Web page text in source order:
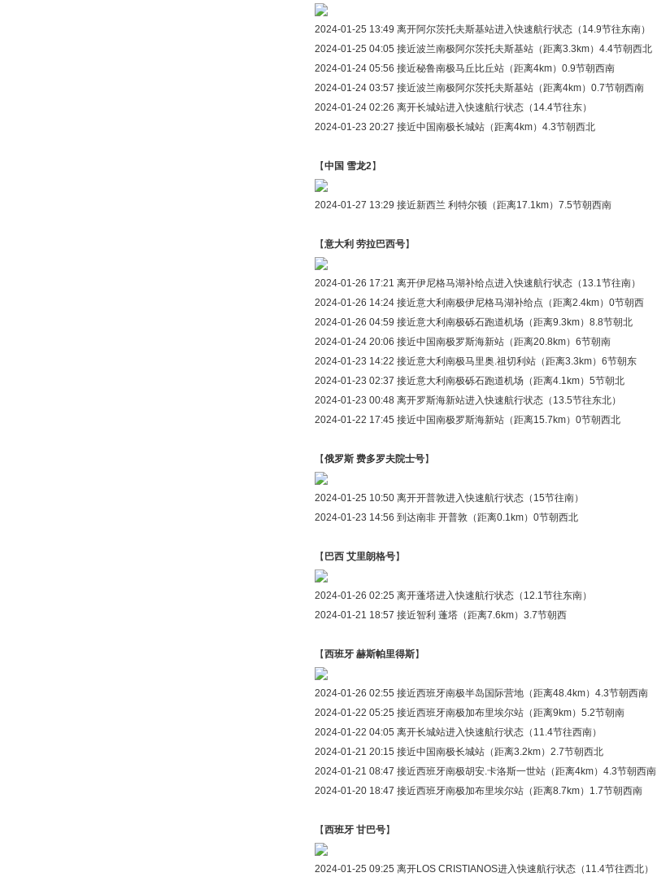
2024-01-25 13:49 离开阿尔茨托夫斯基站进入快速航行状态（14.9节往东南）
2024-01-25 04:05 接近波兰南极阿尔茨托夫斯基站（距离3.3km）4.4节朝西北
2024-01-24 05:56 接近秘鲁南极马丘比丘站（距离4km）0.9节朝西南
2024-01-24 03:57 接近波兰南极阿尔茨托夫斯基站（距离4km）0.7节朝西南
2024-01-24 02:26 离开长城站进入快速航行状态（14.4节往东）
2024-01-23 20:27 接近中国南极长城站（距离4km）4.3节朝西北
【中国 雪龙2】
2024-01-27 13:29 接近新西兰 利特尔顿（距离17.1km）7.5节朝西南
【意大利 劳拉巴西号】
2024-01-26 17:21 离开伊尼格马湖补给点进入快速航行状态（13.1节往南）
2024-01-26 14:24 接近意大利南极伊尼格马湖补给点（距离2.4km）0节朝西
2024-01-26 04:59 接近意大利南极砾石跑道机场（距离9.3km）8.8节朝北
2024-01-24 20:06 接近中国南极罗斯海新站（距离20.8km）6节朝南
2024-01-23 14:22 接近意大利南极马里奥.祖切利站（距离3.3km）6节朝东
2024-01-23 02:37 接近意大利南极砾石跑道机场（距离4.1km）5节朝北
2024-01-23 00:48 离开罗斯海新站进入快速航行状态（13.5节往东北）
2024-01-22 17:45 接近中国南极罗斯海新站（距离15.7km）0节朝西北
【俄罗斯 费多罗夫院士号】
2024-01-25 10:50 离开开普敦进入快速航行状态（15节往南）
2024-01-23 14:56 到达南非 开普敦（距离0.1km）0节朝西北
【巴西 艾里朗格号】
2024-01-26 02:25 离开蓬塔进入快速航行状态（12.1节往东南）
2024-01-21 18:57 接近智利 蓬塔（距离7.6km）3.7节朝西
【西班牙 赫斯帕里得斯】
2024-01-26 02:55 接近西班牙南极半岛国际营地（距离48.4km）4.3节朝西南
2024-01-22 05:25 接近西班牙南极加布里埃尔站（距离9km）5.2节朝南
2024-01-22 04:05 离开长城站进入快速航行状态（11.4节往西南）
2024-01-21 20:15 接近中国南极长城站（距离3.2km）2.7节朝西北
2024-01-21 08:47 接近西班牙南极胡安.卡洛斯一世站（距离4km）4.3节朝西南
2024-01-20 18:47 接近西班牙南极加布里埃尔站（距离8.7km）1.7节朝西南
【西班牙 甘巴号】
2024-01-25 09:25 离开LOS CRISTIANOS进入快速航行状态（11.4节往西北）